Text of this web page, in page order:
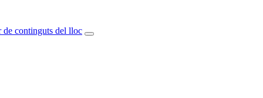
de continguts del lloc